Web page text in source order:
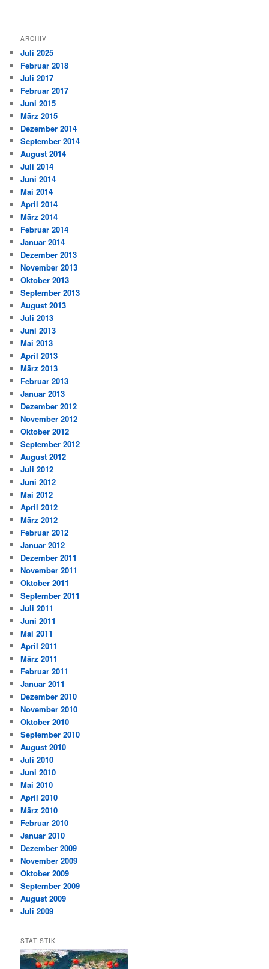
ARCHIV
Juli 2025
Februar 2018
Juli 2017
Februar 2017
Juni 2015
März 2015
Dezember 2014
September 2014
August 2014
Juli 2014
Juni 2014
Mai 2014
April 2014
März 2014
Februar 2014
Januar 2014
Dezember 2013
November 2013
Oktober 2013
September 2013
August 2013
Juli 2013
Juni 2013
Mai 2013
April 2013
März 2013
Februar 2013
Januar 2013
Dezember 2012
November 2012
Oktober 2012
September 2012
August 2012
Juli 2012
Juni 2012
Mai 2012
April 2012
März 2012
Februar 2012
Januar 2012
Dezember 2011
November 2011
Oktober 2011
September 2011
Juli 2011
Juni 2011
Mai 2011
April 2011
März 2011
Februar 2011
Januar 2011
Dezember 2010
November 2010
Oktober 2010
September 2010
August 2010
Juli 2010
Juni 2010
Mai 2010
April 2010
März 2010
Februar 2010
Januar 2010
Dezember 2009
November 2009
Oktober 2009
September 2009
August 2009
Juli 2009
STATISTIK